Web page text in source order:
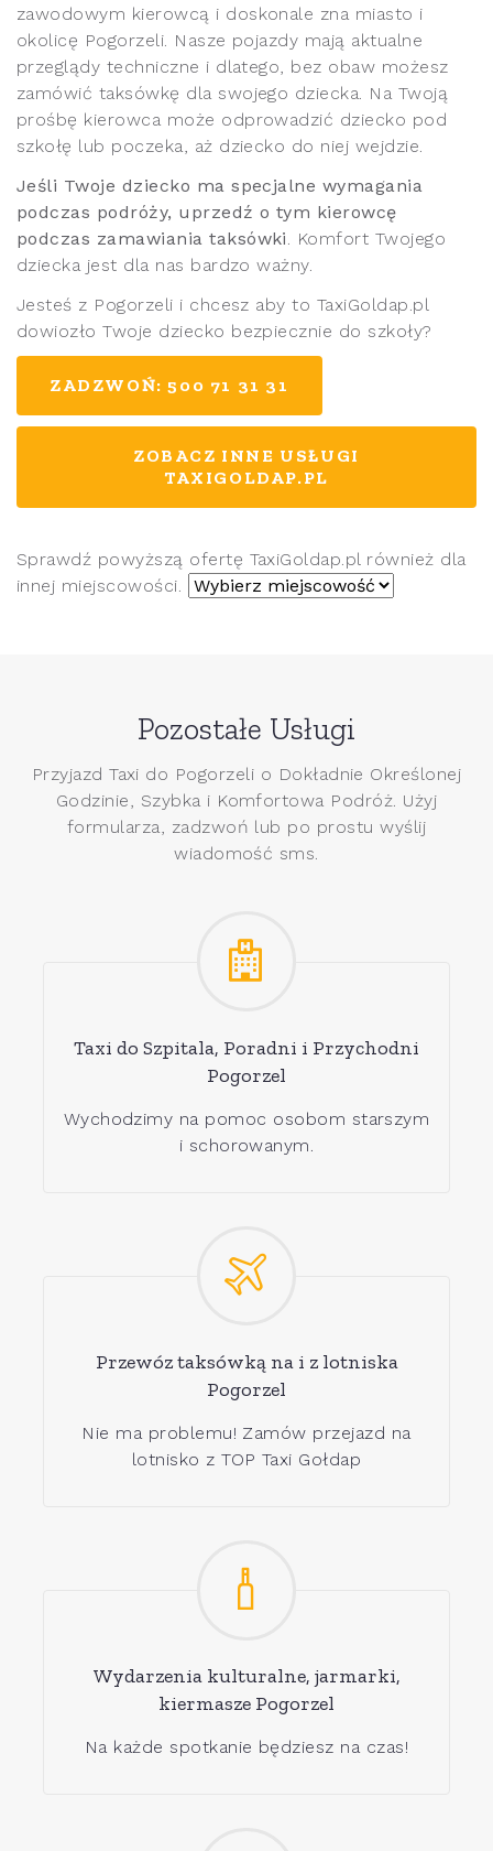
zawodowym kierowcą i doskonale zna miasto i
okolicę Pogorzeli. Nasze pojazdy mają aktualne
przeglądy techniczne i dlatego, bez obaw możesz
zamówić taksówkę dla swojego dziecka. Na Twoją
prośbę kierowca może odprowadzić dziecko pod
szkołę lub poczeka, aż dziecko do niej wejdzie.
Jeśli Twoje dziecko ma specjalne wymagania
podczas podróży, uprzedź o tym kierowcę
podczas zamawiania taksówki. Komfort Twojego
dziecka jest dla nas bardzo ważny.
Jesteś z Pogorzeli i chcesz aby to TaxiGoldap.pl
dowiozło Twoje dziecko bezpiecznie do szkoły?
ZADZWOŃ: 500 71 31 31
ZOBACZ INNE USŁUGI
TAXIGOLDAP.PL
Sprawdź powyższą ofertę TaxiGoldap.pl również dla
innej miejscowości.
Pozostałe Usługi
Przyjazd Taxi do Pogorzeli o Dokładnie Określonej
Godzinie, Szybka i Komfortowa Podróż. Użyj
formularza, zadzwoń lub po prostu wyślij
wiadomość sms.
Taxi do Szpitala, Poradni i Przychodni
Pogorzel
Wychodzimy na pomoc osobom starszym
i schorowanym.
Przewóz taksówką na i z lotniska
Pogorzel
Nie ma problemu! Zamów przejazd na
lotnisko z TOP Taxi Gołdap
Wydarzenia kulturalne, jarmarki,
kiermasze Pogorzel
Na każde spotkanie będziesz na czas!